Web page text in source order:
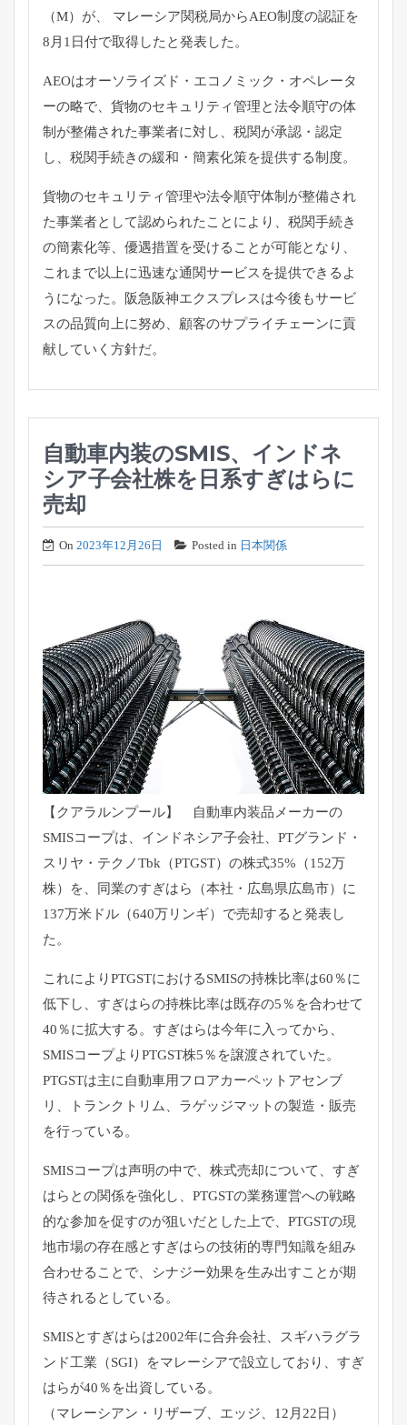
（M）が、 マレーシア関税局からAEO制度の認証を
8月1日付で取得したと発表した。
AEOはオーソライズド・エコノミック・オペレータ
ーの略で、貨物のセキュリティ管理と法令順守の体
制が整備された事業者に対し、税関が承認・認定
し、税関手続きの緩和・簡素化策を提供する制度。
貨物のセキュリティ管理や法令順守体制が整備され
た事業者として認められたことにより、税関手続き
の簡素化等、優遇措置を受けることが可能となり、
これまで以上に迅速な通関サービスを提供できるよ
うになった。阪急阪神エクスプレスは今後もサービ
スの品質向上に努め、顧客のサプライチェーンに貢
献していく方針だ。
自動車内装のSMIS、インドネ
シア子会社株を日系すぎはらに
売却
On 2023年12月26日 Posted in 日本関係
【クアラルンプール】 自動車内装品メーカーの
SMISコープは、インドネシア子会社、PTグランド・
スリヤ・テクノTbk（PTGST）の株式35%（152万
株）を、同業のすぎはら（本社・広島県広島市）に
137万米ドル（640万リンギ）で売却すると発表し
た。
これによりPTGSTにおけるSMISの持株比率は60％に
低下し、すぎはらの持株比率は既存の5％を合わせて
40％に拡大する。すぎはらは今年に入ってから、
SMISコープよりPTGST株5％を譲渡されていた。
PTGSTは主に自動車用フロアカーペットアセンブ
リ、トランクトリム、ラゲッジマットの製造・販売
を行っている。
SMISコープは声明の中で、株式売却について、すぎ
はらとの関係を強化し、PTGSTの業務運営への戦略
的な参加を促すのが狙いだとした上で、PTGSTの現
地市場の存在感とすぎはらの技術的専門知識を組み
合わせることで、シナジー効果を生み出すことが期
待されるとしている。
SMISとすぎはらは2002年に合弁会社、スギハラグラ
ンド工業（SGI）をマレーシアで設立しており、すぎ
はらが40％を出資している。
（マレーシアン・リザーブ、エッジ、12月22日）